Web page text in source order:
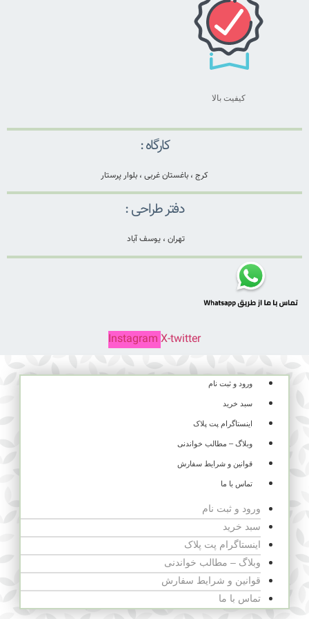
کیفیت بالا
کارگاه :
کرج ، باغستان غربی ، بلوار پرستار
دفتر طراحی :
تهران ، یوسف آباد
Instagram X-twitter
ورود و ثبت نام
سبد خرید
اینستاگرام پت پلاک
وبلاگ – مطالب خواندنی
قوانین و شرایط سفارش
تماس با ما
ورود و ثبت نام
سبد خرید
اینستاگرام پت پلاک
وبلاگ – مطالب خواندنی
قوانین و شرایط سفارش
تماس با ما